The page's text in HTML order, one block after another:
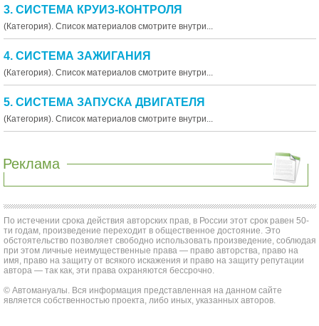
3. СИСТЕМА КРУИЗ-КОНТРОЛЯ
(Категория). Список материалов смотрите внутри...
4. СИСТЕМА ЗАЖИГАНИЯ
(Категория). Список материалов смотрите внутри...
5. СИСТЕМА ЗАПУСКА ДВИГАТЕЛЯ
(Категория). Список материалов смотрите внутри...
Реклама
По истечении срока действия авторских прав, в России этот срок равен 50-
ти годам, произведение переходит в общественное достояние. Это
обстоятельство позволяет свободно использовать произведение, соблюдая
при этом личные неимущественные права — право авторства, право на
имя, право на защиту от всякого искажения и право на защиту репутации
автора — так как, эти права охраняются бессрочно.
© Автомануалы. Вся информация представленная на данном сайте
является собственностью проекта, либо иных, указанных авторов.